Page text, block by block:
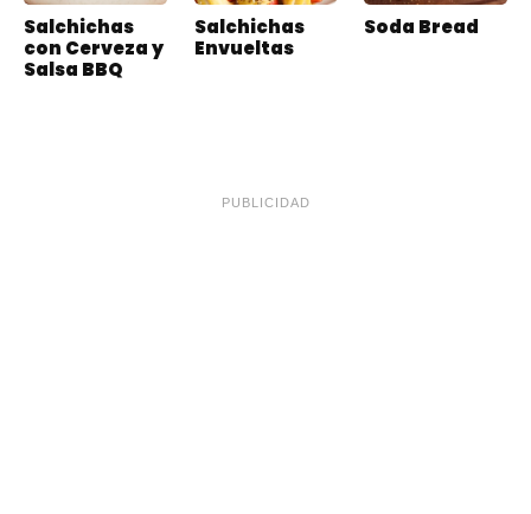
Salchichas
con Cerveza y
Salsa BBQ
Salchichas
Envueltas
Soda Bread
PUBLICIDAD